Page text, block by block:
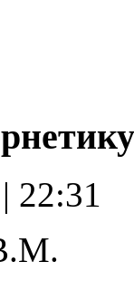
22:31